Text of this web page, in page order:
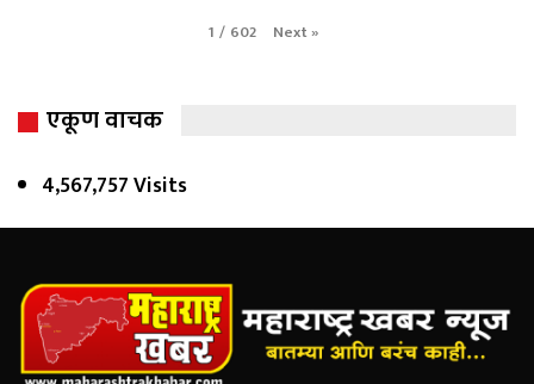
1 / 602 Next»
एकूण वाचक
4,567,757 Visits